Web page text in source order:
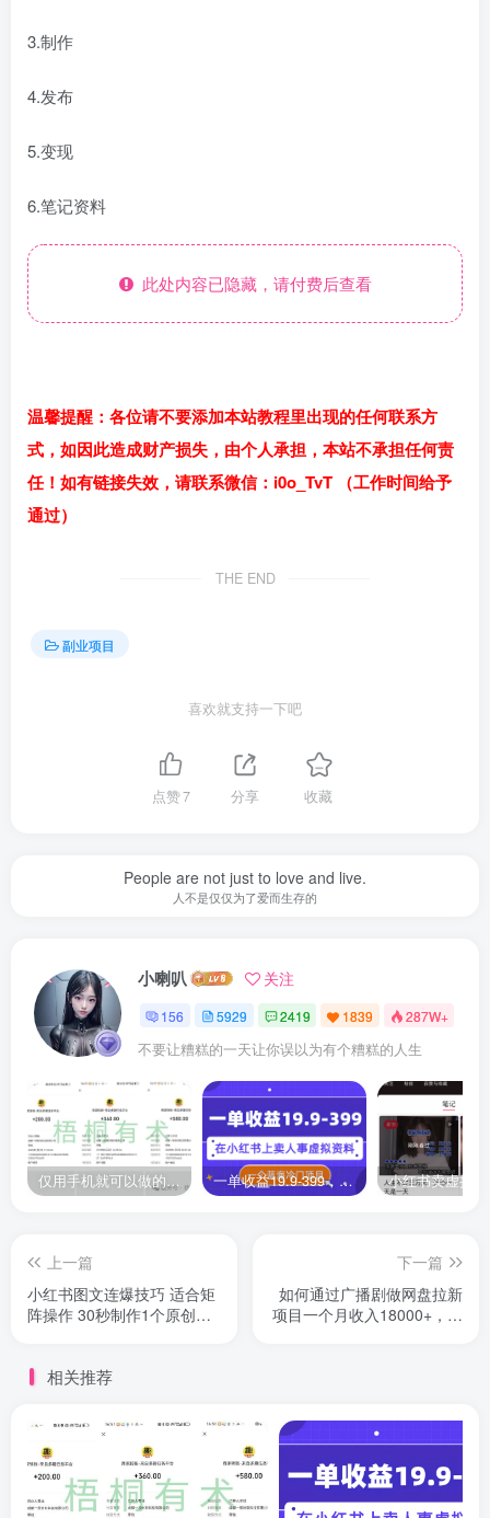
3.制作
4.发布
5.变现
6.笔记资料
此处内容已隐藏，请付费后查看
温馨提醒：各位请不要添加本站教程里出现的任何联系方
式，如因此造成财产损失，由个人承担，本站不承担任何责
任！如有链接失效，请联系微信：i0o_TvT （工作时间给予
通过）
THE END
副业项目
喜欢就支持一下吧
点赞7 分享 收藏
People are not just to love and live.
人不是仅仅为了爱而生存的
小喇叭 关注
156 5929 2419 1839 287W+
不要让糟糕的一天让你误以为有个糟糕的人生
仅用手机就可以做的小项目，当天就能见钱，每天100-300 一单收益19.9-399，一个蓝海冷门项目，在小红书上卖人事虚拟资料
上一篇
小红书图文连爆技巧 适合矩
阵操作 30秒制作1个原创图
下一篇
如何通过广播剧做网盘拉新
项目一个月收入18000+，新
相关推荐